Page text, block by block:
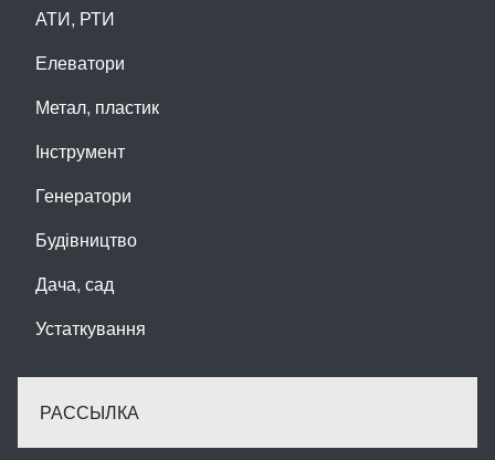
АТИ, РТИ
Елеватори
Метал, пластик
Інструмент
Генератори
Будівництво
Дача, сад
Устаткування
РАССЫЛКА